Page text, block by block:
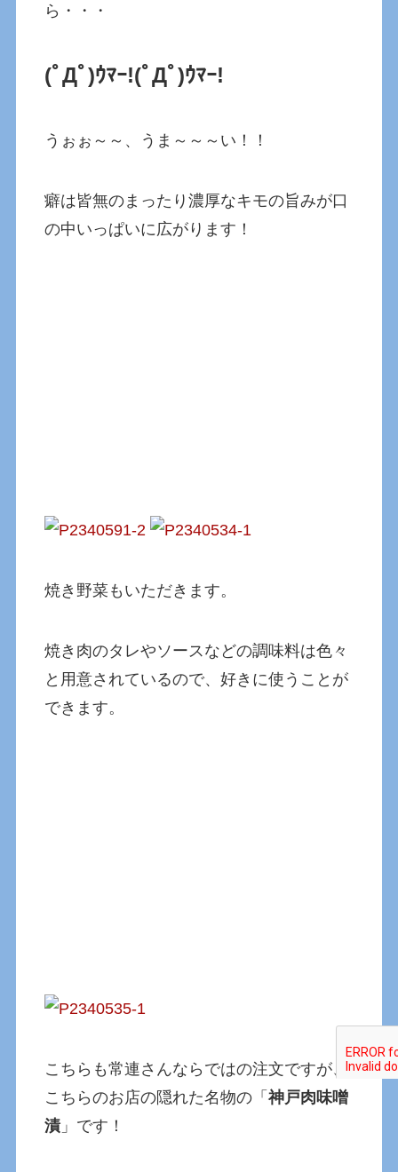
ら・・・
(ﾟДﾟ)ｳﾏｰ!(ﾟДﾟ)ｳﾏｰ!
うぉぉ～～、うま～～～い！！
癖は皆無のまったり濃厚なキモの旨みが口
の中いっぱいに広がります！
焼き野菜もいただきます。
焼き肉のタレやソースなどの調味料は色々
と用意されているので、好きに使うことが
できます。
こちらも常連さんならではの注文ですが、
こちらのお店の隠れた名物の「神戸肉味噌
漬 」です！